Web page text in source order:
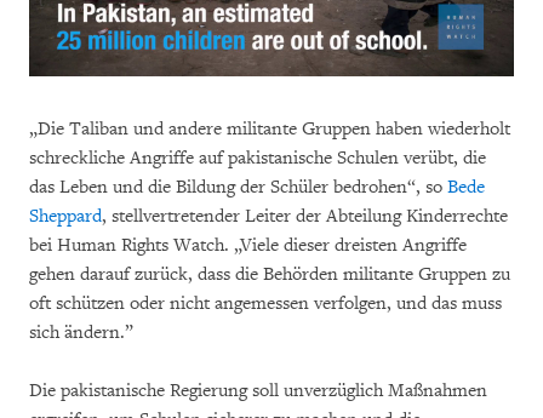
„Die Taliban und andere militante Gruppen haben wiederholt
schreckliche Angriffe auf pakistanische Schulen verübt, die
das Leben und die Bildung der Schüler bedrohen“, so Bede
Sheppard, stellvertretender Leiter der Abteilung Kinderrechte
bei Human Rights Watch. „Viele dieser dreisten Angriffe
gehen darauf zurück, dass die Behörden militante Gruppen zu
oft schützen oder nicht angemessen verfolgen, und das muss
sich ändern.”
Die pakistanische Regierung soll unverzüglich Maßnahmen